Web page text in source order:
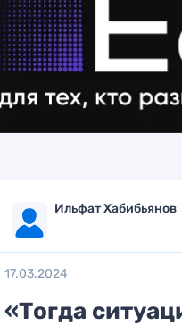
Ильфат Хабибьянов
17.03.2024
«Тогда